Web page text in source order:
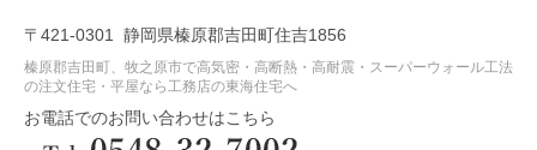
〒421-0301 静岡県榛原郡吉田町住吉1856
榛原郡吉田町、牧之原市で高気密・高断熱・高耐震・スーパーウォール工法
の注文住宅・平屋なら工務店の東海住宅へ
お電話でのお問い合わせはこちら